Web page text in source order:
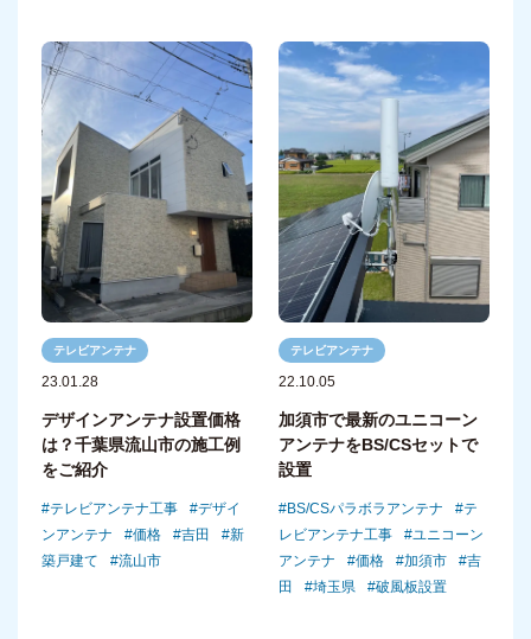
テレビアンテナ
23.01.28
デザインアンテナ設置価格
は？千葉県流山市の施工例
をご紹介
テレビアンテナ工事
デザイ
ンアンテナ
価格 吉田
新
築戸建て
流山市
テレビアンテナ
22.10.05
加須市で最新のユニコーン
アンテナをBS/CSセットで
設置
BS/CSパラボラアンテナ
テ
レビアンテナ工事
ユニコーン
アンテナ
価格 加須市
吉
田
埼玉県 破風板設置